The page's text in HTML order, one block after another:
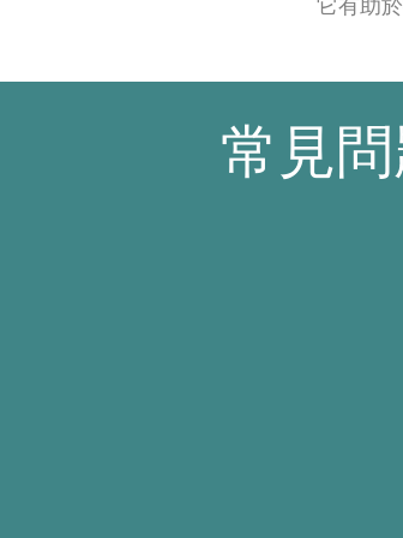
它有助
常見問